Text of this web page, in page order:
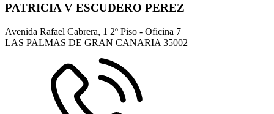
PATRICIA V ESCUDERO PEREZ
Avenida Rafael Cabrera, 1 2º Piso - Oficina 7
LAS PALMAS DE GRAN CANARIA 35002